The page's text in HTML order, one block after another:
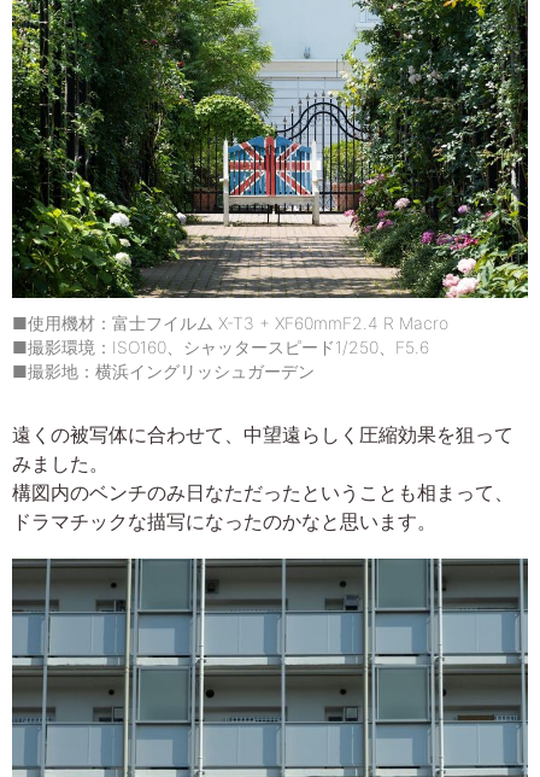
■使用機材：富士フイルム X-T3 + XF60mmF2.4 R Macro
■撮影環境：ISO160、シャッタースピード1/250、F5.6
■撮影地：横浜イングリッシュガーデン
遠くの被写体に合わせて、中望遠らしく圧縮効果を狙って
みました。
構図内のベンチのみ日なただったということも相まって、
ドラマチックな描写になったのかなと思います。